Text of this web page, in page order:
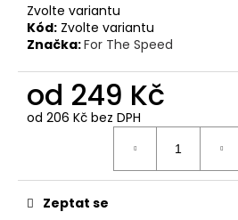
Zvolte variantu
Kód: Zvolte variantu
Značka:For The Speed
od 249 Kč
od 206 Kč bez DPH
Zeptat se
e
m
e
PÁNSKÉ
PORSCHE